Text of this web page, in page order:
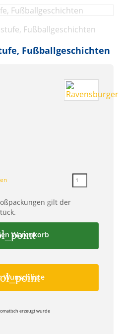
Fußballgeschichten
gilt der
Warenkorb
Wunschliste
erzeugt wurde